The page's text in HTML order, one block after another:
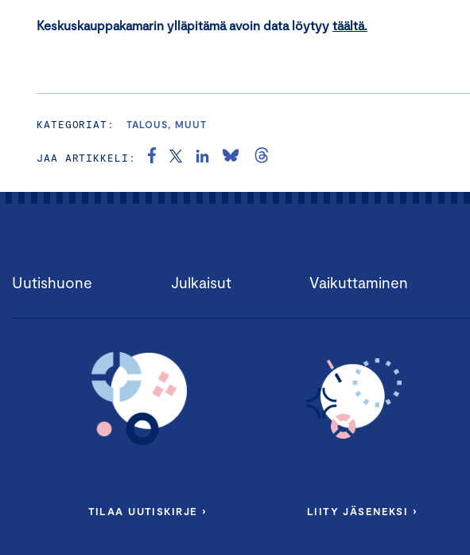
Keskuskauppakamarin ylläpitämä avoin data löytyy täältä.
KATEGORIAT: TALOUS, MUUT
JAA ARTIKKELI:
Uutishuone Julkaisut Vaikuttaminen
TILAA UUTISKIRJE › LIITY JÄSENEKSI ›